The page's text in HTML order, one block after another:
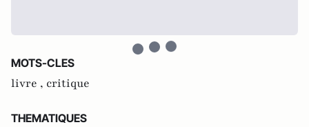
MOTS-CLES
livre , critique
THEMATIQUES